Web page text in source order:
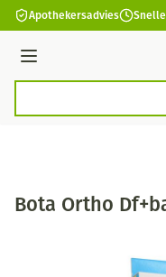
Ga naar de inhoud
Apothekersadvies
Menu
Bota Ortho